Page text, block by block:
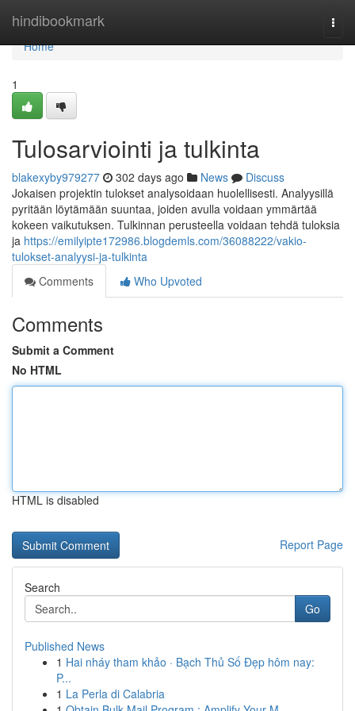
hindibookmark
Home
Home
1
Tulosarviointi ja tulkinta
blakexyby979277 302 days ago News
Discuss
Jokaisen projektin tulokset analysoidaan huolellisesti. Analyysillä
pyritään löytämään suuntaa, joiden avulla voidaan ymmärtää
kokeen vaikutuksen. Tulkinnan perusteella voidaan tehdä tuloksia
ja https://emilyipte172986.blogdemls.com/36088222/vakio-
tulokset-analyysi-ja-tulkinta
Comments
Who Upvoted
Comments
Submit a Comment
No HTML
HTML is disabled
Report Page
Search
Go
Published News
1 Hai nháy tham khảo · Bạch Thủ Số Đẹp hôm nay:
P...
1 La Perla di Calabria